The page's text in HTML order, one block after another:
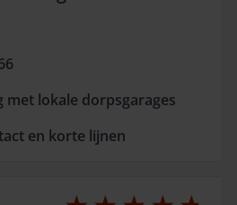
met lokale dorpsgarages
en korte lijnen